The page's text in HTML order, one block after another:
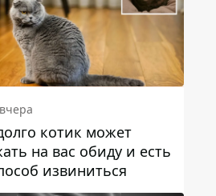
котик может
на вас обиду и есть
извиниться